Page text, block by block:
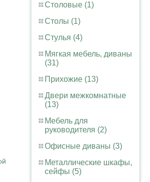
Столовые (1)
Столы (1)
Стулья (4)
Мягкая мебель, диваны
(31)
Прихожие (13)
Двери межкомнатные
(13)
Мебель для
руководителя (2)
Офисные диваны (3)
Металлические шкафы,
сейфы (5)